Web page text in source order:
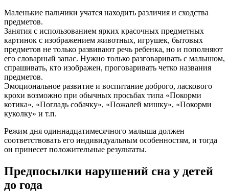
Маленькие пальчики учатся находить различия и сходства
предметов.
Занятия с использованием ярких красочных предметных
картинок с изображением животных, игрушек, бытовых
предметов не только развивают речь ребенка, но и пополняют
его словарный запас. Нужно только разговаривать с малышом,
спрашивать, кто изображен, проговаривать четко названия
предметов.
Эмоциональное развитие и воспитание доброго, ласкового
крохи возможно при обычных просьбах типа «Покорми
котика», «Погладь собачку», «Пожалей мишку», «Покорми
куколку» и т.п.
Режим дня одиннадцатимесячного малыша должен
соответствовать его индивидуальным особенностям, и тогда
он принесет положительные результаты.
Предпосылки нарушений сна у детей
до года